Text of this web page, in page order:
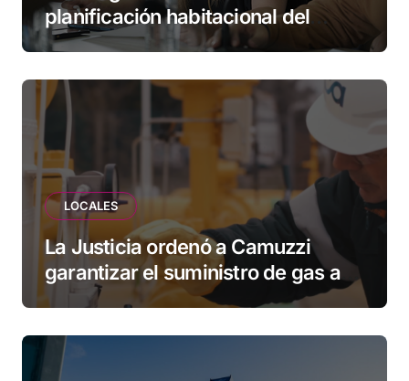
planificación habitacional del
Municipio: “Vuoto deja afuera a
esperando”
LOCALES
La Justicia ordenó a Camuzzi
garantizar el suministro de gas a
una familia de Tolhuin